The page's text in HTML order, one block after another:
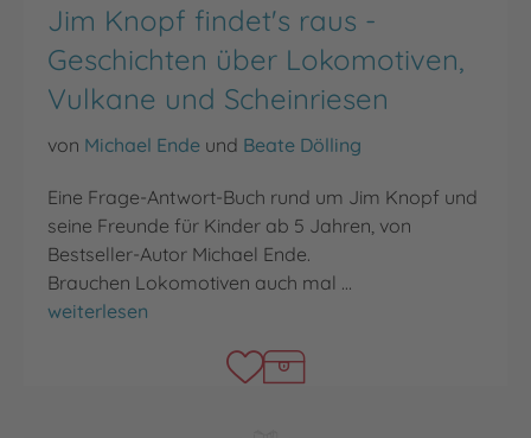
Jim Knopf findet's raus -
Geschichten über Lokomotiven,
Vulkane und Scheinriesen
von Michael Ende und Beate Dölling
Eine Frage-Antwort-Buch rund um Jim Knopf und
seine Freunde für Kinder ab 5 Jahren, von
Bestseller-Autor Michael Ende.
Brauchen Lokomotiven auch mal …
Jim Knopf findet's raus - Geschichten über
weiterlesen